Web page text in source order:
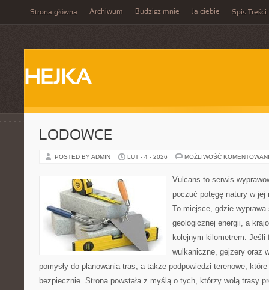
Strona główna Archiwum Budzisz mnie Ja ciebie Spis Treści
HEJKA
LODOWCE
POSTED BY ADMIN LUT - 4 - 2026 MOŻLIWOŚĆ
Vulcans to serwis
poczuć potęgę natury w jej
To miejsce, gdzie
geologicznej energii, a
kolejnym kilometrem.
wulkaniczne, gejzery oraz
pomysły do planowania tras, a także podpowiedzi terenowe,
bezpiecznie. Strona powstała z myślą o tych, którzy wolą trasy